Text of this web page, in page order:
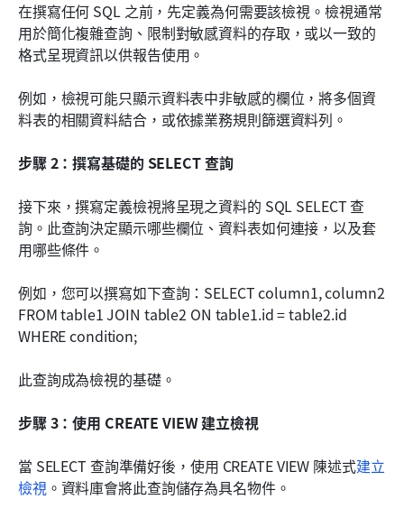
在撰寫任何 SQL 之前，先定義為何需要該檢視。檢視通常
用於簡化複雜查詢、限制對敏感資料的存取，或以一致的
格式呈現資訊以供報告使用。
例如，檢視可能只顯示資料表中非敏感的欄位，將多個資
料表的相關資料結合，或依據業務規則篩選資料列。
步驟 2：撰寫基礎的 SELECT 查詢
接下來，撰寫定義檢視將呈現之資料的 SQL SELECT 查
詢。此查詢決定顯示哪些欄位、資料表如何連接，以及套
用哪些條件。
例如，您可以撰寫如下查詢：SELECT column1, column2
FROM table1 JOIN table2 ON table1.id = table2.id
WHERE condition;
此查詢成為檢視的基礎。
步驟 3：使用 CREATE VIEW 建立檢視
當 SELECT 查詢準備好後，使用 CREATE VIEW 陳述式建立
檢視 。資料庫會將此查詢儲存為具名物件。